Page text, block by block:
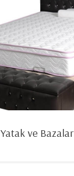
Yatak ve Bazalar